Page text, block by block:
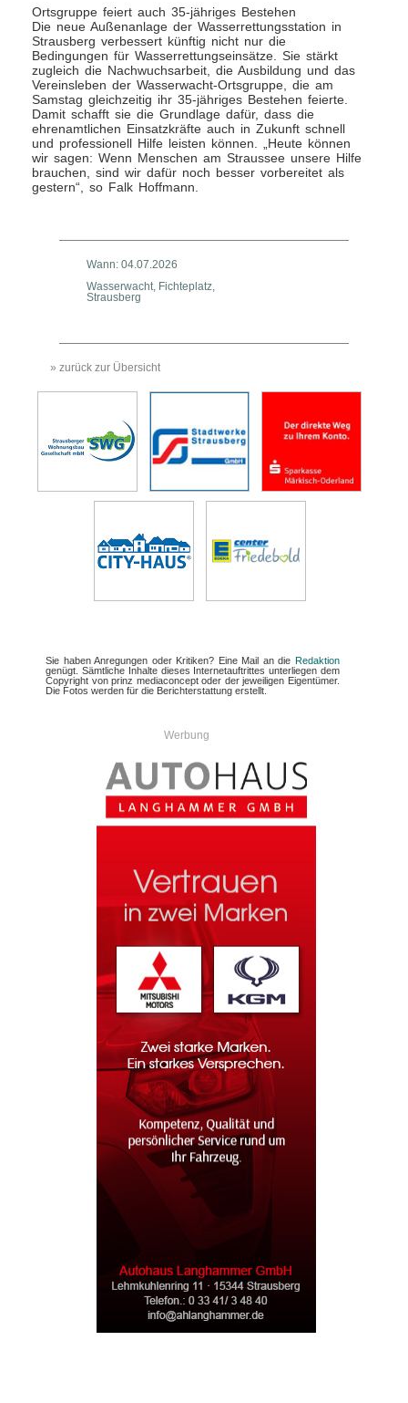
Ortsgruppe feiert auch 35-jähriges Bestehen
Die neue Außenanlage der Wasserrettungsstation in
Strausberg verbessert künftig nicht nur die
Bedingungen für Wasserrettungseinsätze. Sie stärkt
zugleich die Nachwuchsarbeit, die Ausbildung und das
Vereinsleben der Wasserwacht-Ortsgruppe, die am
Samstag gleichzeitig ihr 35-jähriges Bestehen feierte.
Damit schafft sie die Grundlage dafür, dass die
ehrenamtlichen Einsatzkräfte auch in Zukunft schnell
und professionell Hilfe leisten können. „Heute können
wir sagen: Wenn Menschen am Straussee unsere Hilfe
brauchen, sind wir dafür noch besser vorbereitet als
gestern“, so Falk Hoffmann.
Wann: 04.07.2026
Wasserwacht, Fichteplatz,
Strausberg
» zurück zur Übersicht
Sie haben Anregungen oder Kritiken? Eine Mail an die Redaktion
genügt. Sämtliche Inhalte dieses Internetauftrittes unterliegen dem
Copyright von prinz mediaconcept oder der jeweiligen Eigentümer.
Die Fotos werden für die Berichterstattung erstellt.
Werbung